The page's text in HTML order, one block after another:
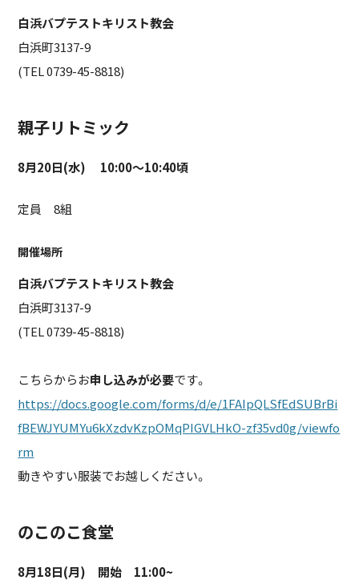
白浜バプテストキリスト教会
白浜町3137-9
(TEL 0739-45-8818)
親子リトミック
8月20日(水) 10:00〜10:40頃
定員 8組
開催場所
白浜バプテストキリスト教会
白浜町3137-9
(TEL 0739-45-8818)
こちらからお申し込みが必要です。
https://docs.google.com/forms/d/e/1FAIpQLSfEdSUBrBi
fBEWJYUMYu6kXzdvKzpOMqPIGVLHkO-zf35vd0g/viewfo
rm
動きやすい服装でお越しください。
のこのこ食堂
8月18日(月) 開始 11:00~